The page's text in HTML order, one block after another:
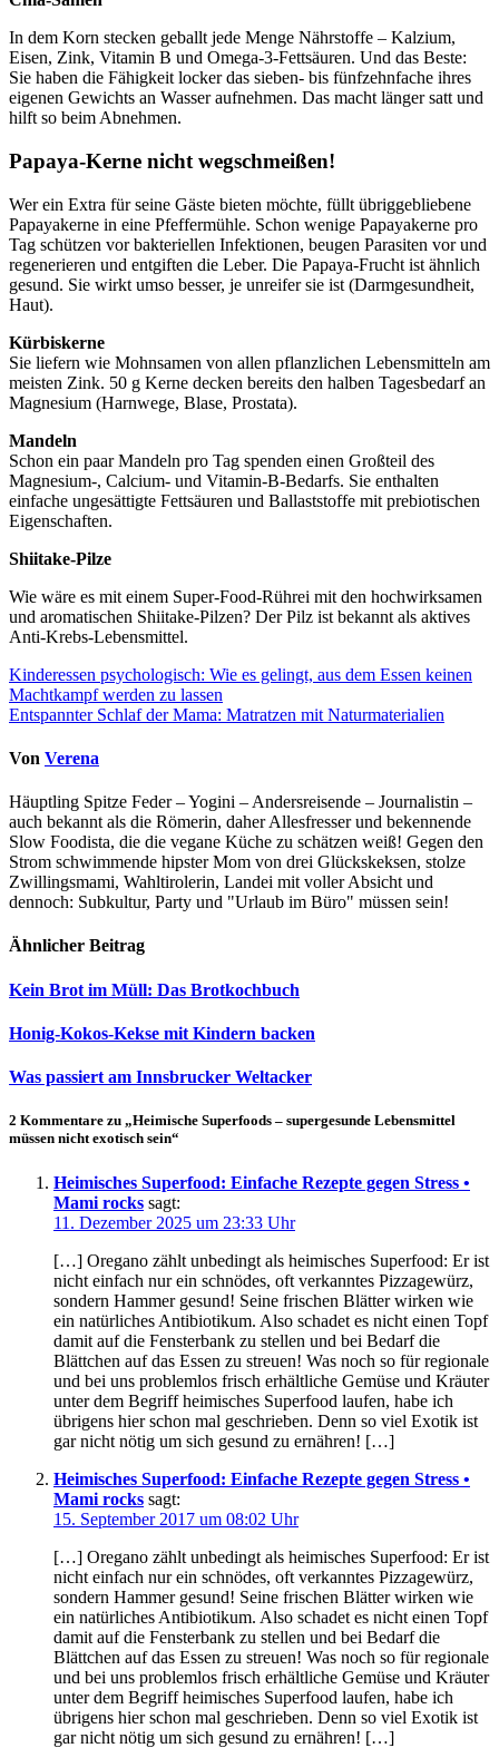
In dem Korn stecken geballt jede Menge Nährstoffe – Kalzium,
Eisen, Zink, Vitamin B und Omega-3-Fettsäuren. Und das Beste:
Sie haben die Fähigkeit locker das sieben- bis fünfzehnfache ihres
eigenen Gewichts an Wasser aufnehmen. Das macht länger satt und
hilft so beim Abnehmen.
Papaya-Kerne nicht wegschmeißen!
Wer ein Extra für seine Gäste bieten möchte, füllt übriggebliebene
Papayakerne in eine Pfeffermühle. Schon wenige Papayakerne pro
Tag schützen vor bakteriellen Infektionen, beugen Parasiten vor und
regenerieren und entgiften die Leber. Die Papaya-Frucht ist ähnlich
gesund. Sie wirkt umso besser, je unreifer sie ist (Darmgesundheit,
Haut).
Kürbiskerne
Sie liefern wie Mohnsamen von allen pflanzlichen Lebensmitteln am
meisten Zink. 50 g Kerne decken bereits den halben Tagesbedarf an
Magnesium (Harnwege, Blase, Prostata).
Mandeln
Schon ein paar Mandeln pro Tag spenden einen Großteil des
Magnesium-, Calcium- und Vitamin-B-Bedarfs. Sie enthalten
einfache ungesättigte Fettsäuren und Ballaststoffe mit prebiotischen
Eigenschaften.
Shiitake-Pilze
Wie wäre es mit einem Super-Food-Rührei mit den hochwirksamen
und aromatischen Shiitake-Pilzen? Der Pilz ist bekannt als aktives
Anti-Krebs-Lebensmittel.
Beitragsnavigation
Kinderessen psychologisch: Wie es gelingt, aus dem Essen keinen
Machtkampf werden zu lassen
Entspannter Schlaf der Mama: Matratzen mit Naturmaterialien
Von Verena
Häuptling Spitze Feder – Yogini – Andersreisende – Journalistin –
auch bekannt als die Römerin, daher Allesfresser und bekennende
Slow Foodista, die die vegane Küche zu schätzen weiß! Gegen den
Strom schwimmende hipster Mom von drei Glückskeksen, stolze
Zwillingsmami, Wahltirolerin, Landei mit voller Absicht und
dennoch: Subkultur, Party und "Urlaub im Büro" müssen sein!
Ähnlicher Beitrag
Kein Brot im Müll: Das Brotkochbuch
Honig-Kokos-Kekse mit Kindern backen
Was passiert am Innsbrucker Weltacker
2 Kommentare zu „Heimische Superfoods – supergesunde Lebensmittel
müssen nicht exotisch sein“
Heimisches Superfood: Einfache Rezepte gegen Stress •
Mami rocks sagt:
11. Dezember 2025 um 23:33 Uhr
[…] Oregano zählt unbedingt als heimisches Superfood: Er ist
nicht einfach nur ein schnödes, oft verkanntes Pizzagewürz,
sondern Hammer gesund! Seine frischen Blätter wirken wie
ein natürliches Antibiotikum. Also schadet es nicht einen Topf
damit auf die Fensterbank zu stellen und bei Bedarf die
Blättchen auf das Essen zu streuen! Was noch so für regionale
und bei uns problemlos frisch erhältliche Gemüse und Kräuter
unter dem Begriff heimisches Superfood laufen, habe ich
übrigens hier schon mal geschrieben. Denn so viel Exotik ist
gar nicht nötig um sich gesund zu ernähren! […]
Heimisches Superfood: Einfache Rezepte gegen Stress •
Mami rocks sagt:
15. September 2017 um 08:02 Uhr
[…] Oregano zählt unbedingt als heimisches Superfood: Er ist
nicht einfach nur ein schnödes, oft verkanntes Pizzagewürz,
sondern Hammer gesund! Seine frischen Blätter wirken wie
ein natürliches Antibiotikum. Also schadet es nicht einen Topf
damit auf die Fensterbank zu stellen und bei Bedarf die
Blättchen auf das Essen zu streuen! Was noch so für regionale
und bei uns problemlos frisch erhältliche Gemüse und Kräuter
unter dem Begriff heimisches Superfood laufen, habe ich
übrigens hier schon mal geschrieben. Denn so viel Exotik ist
gar nicht nötig um sich gesund zu ernähren! […]